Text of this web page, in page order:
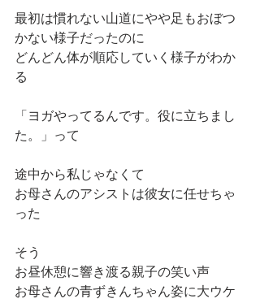
最初は慣れない山道にやや足もおぼつ
かない様子だったのに
どんどん体が順応していく様子がわか
る
「ヨガやってるんです。役に立ちまし
た。」って
途中から私じゃなくて
お母さんのアシストは彼女に任せちゃ
った
そう
お昼休憩に響き渡る親子の笑い声
お母さんの青ずきんちゃん姿に大ウケ